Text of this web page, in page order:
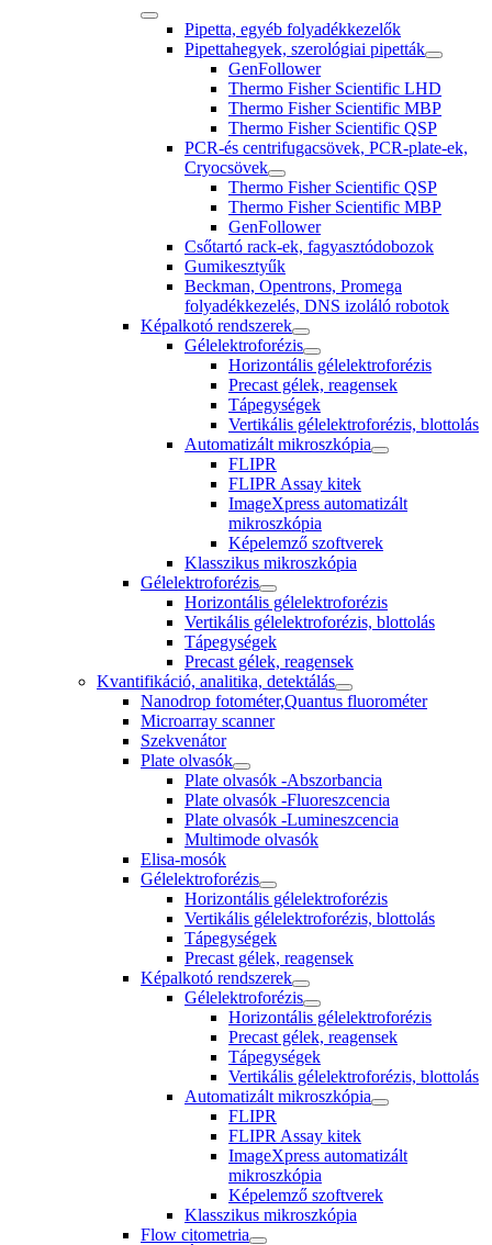
Pipetta, egyéb folyadékkezelők
Pipettahegyek, szerológiai pipetták
GenFollower
Thermo Fisher Scientific LHD
Thermo Fisher Scientific MBP
Thermo Fisher Scientific QSP
PCR-és centrifugacsövek, PCR-plate-ek,
Cryocsövek
Thermo Fisher Scientific QSP
Thermo Fisher Scientific MBP
GenFollower
Csőtartó rack-ek, fagyasztódobozok
Gumikesztyűk
Beckman, Opentrons, Promega
folyadékkezelés, DNS izoláló robotok
Képalkotó rendszerek
Gélelektroforézis
Horizontális gélelektroforézis
Precast gélek, reagensek
Tápegységek
Vertikális gélelektroforézis, blottolás
Automatizált mikroszkópia
FLIPR
FLIPR Assay kitek
ImageXpress automatizált
mikroszkópia
Képelemző szoftverek
Klasszikus mikroszkópia
Gélelektroforézis
Horizontális gélelektroforézis
Vertikális gélelektroforézis, blottolás
Tápegységek
Precast gélek, reagensek
Kvantifikáció, analitika, detektálás
Nanodrop fotométer,Quantus fluorométer
Microarray scanner
Szekvenátor
Plate olvasók
Plate olvasók -Abszorbancia
Plate olvasók -Fluoreszcencia
Plate olvasók -Lumineszcencia
Multimode olvasók
Elisa-mosók
Gélelektroforézis
Horizontális gélelektroforézis
Vertikális gélelektroforézis, blottolás
Tápegységek
Precast gélek, reagensek
Képalkotó rendszerek
Gélelektroforézis
Horizontális gélelektroforézis
Precast gélek, reagensek
Tápegységek
Vertikális gélelektroforézis, blottolás
Automatizált mikroszkópia
FLIPR
FLIPR Assay kitek
ImageXpress automatizált
mikroszkópia
Képelemző szoftverek
Klasszikus mikroszkópia
Flow citometria